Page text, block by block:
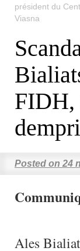
président du
Viasna
FIDH,
Posted on 24
Ales